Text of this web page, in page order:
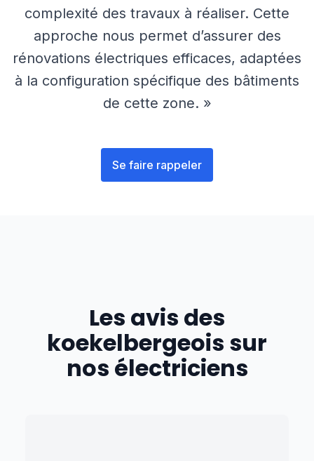
complexité des travaux à réaliser. Cette
approche nous permet d’assurer des
rénovations électriques efficaces, adaptées
à la configuration spécifique des bâtiments
de cette zone. »
Se faire rappeler
Les avis des
koekelbergeois sur
nos électriciens